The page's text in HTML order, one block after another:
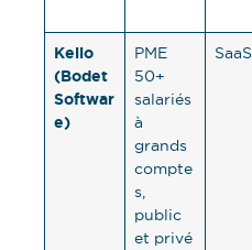
Kelio
(Bodet
Softwar
e)
PME
50+
salariés
à
grands
compte
s,
public
et privé
SaaS